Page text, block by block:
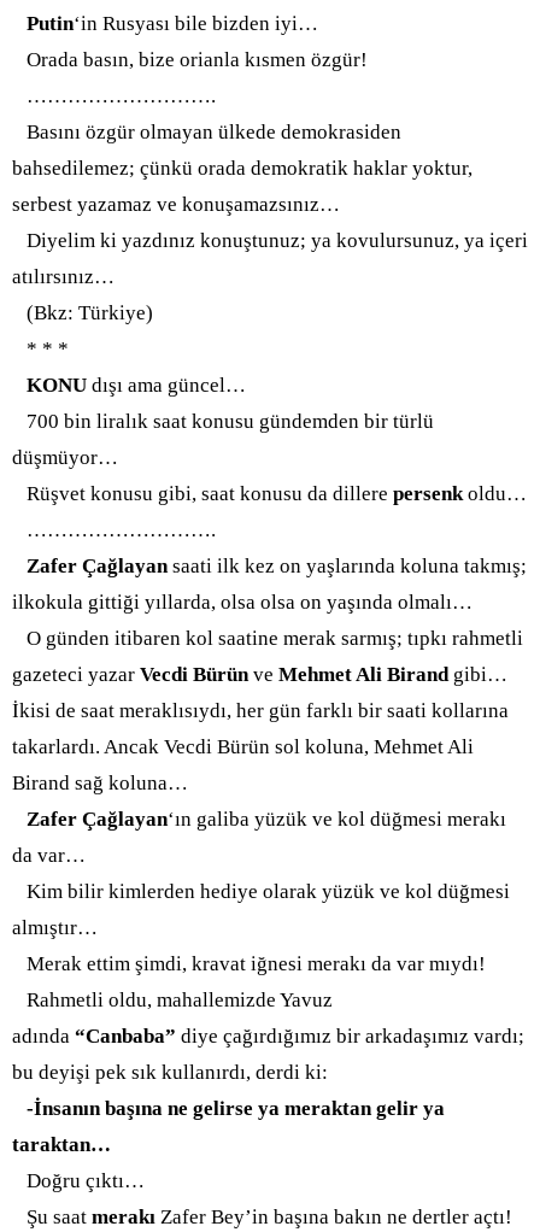
Putin‘in Rusyası bile bizden iyi…
Orada basın, bize orianla kısmen özgür!
……………………….
Basını özgür olmayan ülkede demokrasiden
bahsedilemez; çünkü orada demokratik haklar yoktur,
serbest yazamaz ve konuşamazsınız…
Diyelim ki yazdınız konuştunuz; ya kovulursunuz, ya içeri
atılırsınız…
(Bkz: Türkiye)
* * *
KONU dışı ama güncel…
700 bin liralık saat konusu gündemden bir türlü
düşmüyor…
Rüşvet konusu gibi, saat konusu da dillere persenkoldu…
……………………….
Zafer Çağlayansaati ilk kez on yaşlarında koluna takmış;
ilkokula gittiği yıllarda, olsa olsa on yaşında olmalı…
O günden itibaren kol saatine merak sarmış; tıpkı rahmetli
gazeteci yazar Vecdi Bürünve Mehmet Ali Birandgibi…
İkisi de saat meraklısıydı, her gün farklı bir saati kollarına
takarlardı. Ancak Vecdi Bürün sol koluna, Mehmet Ali
Birand sağ koluna…
Zafer Çağlayan‘ın galiba yüzük ve kol düğmesi merakı
da var…
Kim bilir kimlerden hediye olarak yüzük ve kol düğmesi
almıştır…
Merak ettim şimdi, kravat iğnesi merakı da var mıydı!
Rahmetli oldu, mahallemizde Yavuz
adında “Canbaba” diye çağırdığımız bir arkadaşımız vardı;
bu deyişi pek sık kullanırdı, derdi ki:
-İnsanın başına ne gelirse ya meraktan gelir ya
taraktan…
Doğru çıktı…
Şu saat merakı Zafer Bey’in başına bakın ne dertler açtı!